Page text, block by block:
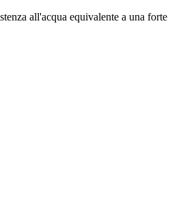
all'acqua equivalente a una